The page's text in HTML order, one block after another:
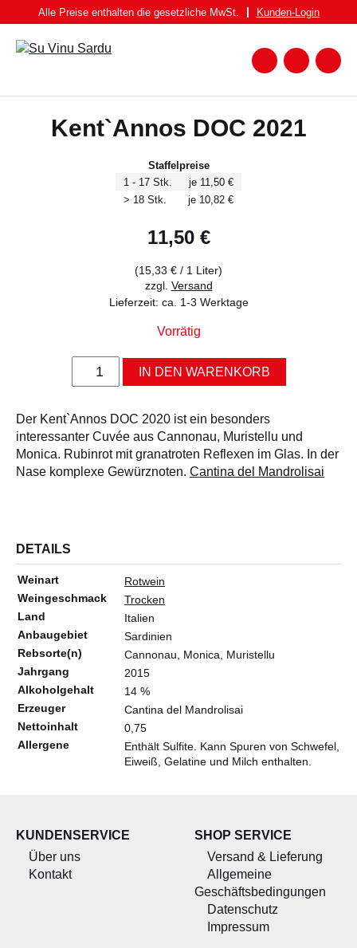
Inhalt
springen
WEISSWEIN
OLIVENÖL
ANGEBOTE
Zum
Alle Preise enthalten die gesetzliche MwSt. Kunden-Login
Kent`Annos DOC 2021
Staffelpreise
1 - 17 Stk.
je 11,50 €
> 18 Stk.
je 10,82 €
11,50 €
(15,33 € / 1 Liter)
zzgl. Versand
Lieferzeit: ca. 1-3 Werktage
Vorrätig
Kent`Annos
Menge
IN DEN WARENKORB
Der Kent`Annos DOC 2020 ist ein besonders
interessanter Cuvée aus Cannonau, Muristellu und
Monica. Rubinrot mit granatroten Reflexen im Glas. In der
Nase komplexe Gewürznoten. Cantina del Mandrolisai
DETAILS
Weinart
Rotwein
Weingeschmack
Trocken
Land
Italien
Anbaugebiet
Sardinien
Rebsorte(n)
Cannonau, Monica, Muristellu
Jahrgang
2015
Alkoholgehalt
14 %
Erzeuger
Cantina del Mandrolisai
Nettoinhalt
0,75
Allergene
Enthält Sulfite. Kann Spuren von Schwefel,
Eiweiß, Gelatine und Milch enthalten.
KUNDENSERVICE
Über uns
Kontakt
SHOP SERVICE
Versand & Lieferung
Allgemeine
Geschäftsbedingungen
Datenschutz
Impressum